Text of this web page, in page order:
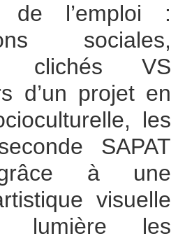
l’emploi :
sociales,
clichés VS
d’un projet en
les
SAPAT
à une
visuelle
lumière les